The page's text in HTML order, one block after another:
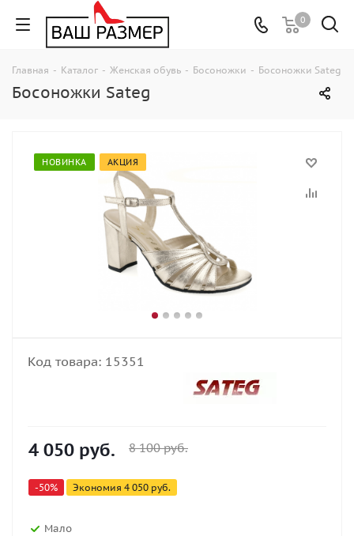
0
Главная - Каталог - Женская обувь - Босоножки - Босоножки Sateg
Босоножки Sateg
НОВИНКА АКЦИЯ
Код товара: 15351
4 050 руб. 8 100руб.
-50% Экономия 4 050 руб.
Мало